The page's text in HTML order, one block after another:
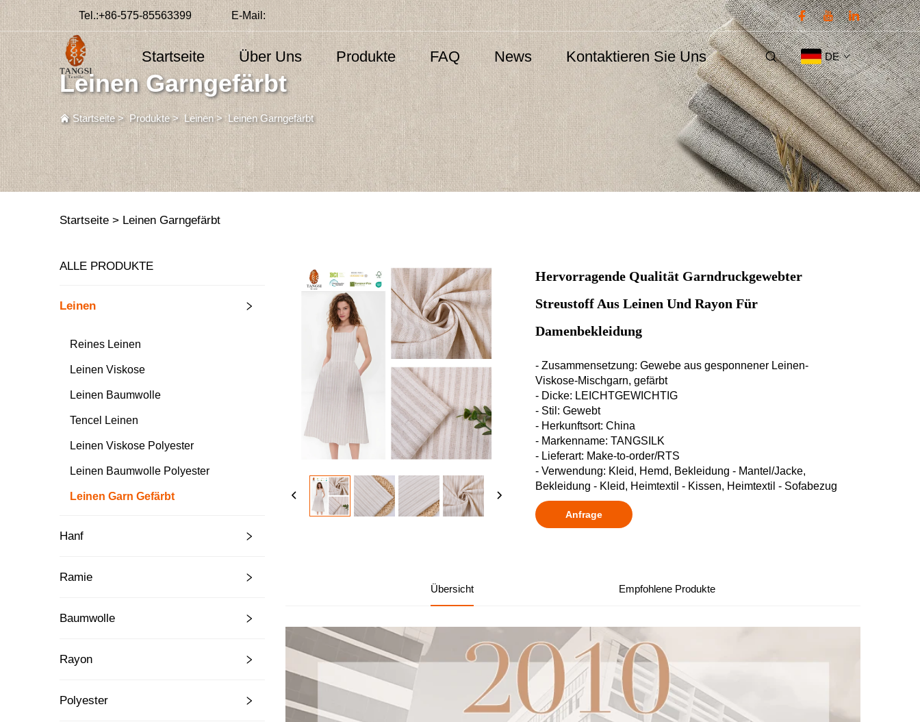
Tel.:+86-575-85563399 E-Mail:
Startseite Über Uns Produkte FAQ News Kontaktieren Sie Uns DE
Leinen Garngefärbt
Startseite> Produkte>Leinen>Leinen Garngefärbt
Startseite > Leinen Garngefärbt
ALLE PRODUKTE
Leinen
Reines Leinen
Leinen Viskose
Leinen Baumwolle
Tencel Leinen
Leinen Viskose Polyester
Leinen Baumwolle Polyester
Leinen Garn Gefärbt
Hanf
Ramie
Baumwolle
Rayon
Polyester
Hervorragende Qualität Garndruckgewebter
Streustoff Aus Leinen Und Rayon Für
Damenbekleidung
- Zusammensetzung: Gewebe aus gesponnener Leinen-
Viskose-Mischgarn, gefärbt
- Dicke: LEICHTGEWICHTIG
- Stil: Gewebt
- Herkunftsort: China
- Markenname: TANGSILK
- Lieferart: Make-to-order/RTS
- Verwendung: Kleid, Hemd, Bekleidung - Mantel/Jacke,
Bekleidung - Kleid, Heimtextil - Kissen, Heimtextil - Sofabezug
Anfrage
Übersicht Empfohlene Produkte